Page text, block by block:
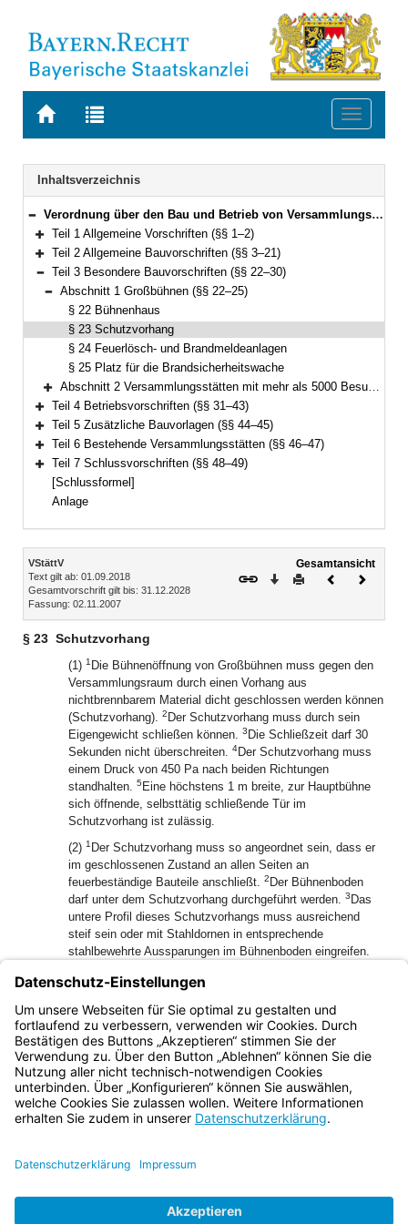
Zur
BAYERN.RECHT
Zur
letzten
Suche
Toggle
Navigation
Inhaltsverzeichnis
Bereich reduzieren
Verordnung über den Bau und Betrieb von Versammlungsstätten (Versammlungsstättenverordnung – VStättV) Vom 2. November 2007 (GVBl. S. 736) BayRS 2132-1-5-B (§§ 1–49)
Bereich erweitern
Teil 1 Allgemeine Vorschriften (§§ 1–2)
Bereich erweitern
Teil 2 Allgemeine Bauvorschriften (§§ 3–21)
Bereich reduzieren
Teil 3 Besondere Bauvorschriften (§§ 22–30)
Bereich reduzieren
Abschnitt 1 Großbühnen (§§ 22–25)
§ 22 Bühnenhaus
§ 23 Schutzvorhang
§ 24 Feuerlösch- und Brandmeldeanlagen
§ 25 Platz für die Brandsicherheitswache
Bereich erweitern
Abschnitt 2 Versammlungsstätten mit mehr als 5000 Besucherplätzen (§§ 26–30)
Bereich erweitern
Teil 4 Betriebsvorschriften (§§ 31–43)
Bereich erweitern
Teil 5 Zusätzliche Bauvorlagen (§§ 44–45)
Bereich erweitern
Teil 6 Bestehende Versammlungsstätten (§§ 46–47)
Bereich erweitern
Teil 7 Schlussvorschriften (§§ 48–49)
[Schlussformel]
Anlage
Inhalt
VStättV
Text gilt ab: 01.09.2018
Gesamtvorschrift gilt bis: 31.12.2028
Fassung: 02.11.2007
Gesamtansicht
Download
DruckenVorheriges
§ 23 Schutzvorhang
(1) 1 Die Bühnenöffnung von Großbühnen muss gegen den
Versammlungsraum durch einen Vorhang aus
nichtbrennbarem Material dicht geschlossen werden können
(Schutzvorhang). 2 Der Schutzvorhang muss durch sein
Eigengewicht schließen können. 3 Die Schließzeit darf 30
Sekunden nicht überschreiten. 4Der Schutzvorhang muss
einem Druck von 450 Pa nach beiden Richtungen
standhalten. 5 Eine höchstens 1 m breite, zur Hauptbühne
sich öffnende, selbsttätig schließende Tür im
Schutzvorhang ist zulässig.
(2) 1 Der Schutzvorhang muss so angeordnet sein, dass er
im geschlossenen Zustand an allen Seiten an
feuerbeständige Bauteile anschließt. 2 Der Bühnenboden
darf unter dem Schutzvorhang durchgeführt werden. 3 Das
untere Profil dieses Schutzvorhangs muss ausreichend
steif sein oder mit Stahldornen in entsprechende
stahlbewehrte Aussparungen im Bühnenboden eingreifen.
(3) Die Vorrichtung zum Schließen des Schutzvorhangs
muss mindestens an zwei Stellen von Hand ausgelöst
werden können.2Beim Schließen muss auf der Bühne ein
Warnsignal zu hören sein.
Bayern.de
BayernPortal
Impressum